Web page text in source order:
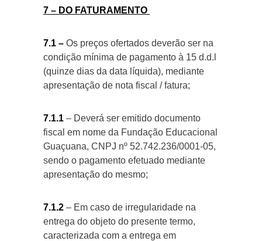
7 – DO FATURAMENTO
7.1 – Os preços ofertados deverão ser na
condição mínima de pagamento à 15 d.d.l
(quinze dias da data líquida), mediante
apresentação de nota fiscal / fatura;
7.1.1 – Deverá ser emitido documento
fiscal em nome da Fundação Educacional
Guaçuana, CNPJ nº 52.742.236/0001-05,
sendo o pagamento efetuado mediante
apresentação do mesmo;
7.1.2 – Em caso de irregularidade na
entrega do objeto do presente termo,
caracterizada com a entrega em